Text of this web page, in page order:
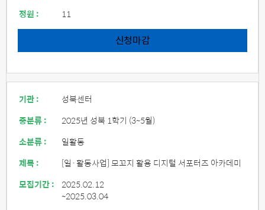
정원 :
11
신청마감
기관 :
성북센터
중분류 :
2025년 성북 1학기 (3~5월)
소분류 :
일활동
제목 :
[일·활동사업] 모꼬지 활용 디지털 서포터즈 아카데미
모집기간 : 2025.02.12
~2025.03.04